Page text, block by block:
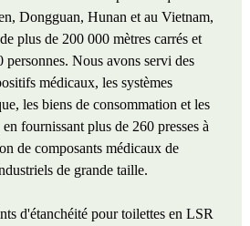
Dongguan, Hunan et au Vietnam,
plus de 200 000 mètres carrés et
Nous avons servi des
médicaux, les systèmes
les biens de consommation et les
fournissant plus de 260 presses à
de composants médicaux de
de grande taille.
d'étanchéité pour toilettes en LSR